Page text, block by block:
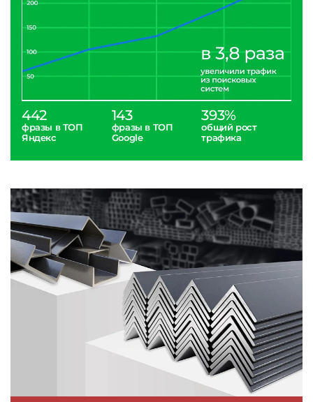
442
фразы в ТОП
Яндекс
143
фразы в ТОП
Google
393%
общий рост
трафика